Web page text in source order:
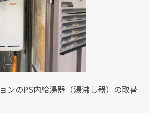
ンのPS内給湯器（湯沸し器）の取替